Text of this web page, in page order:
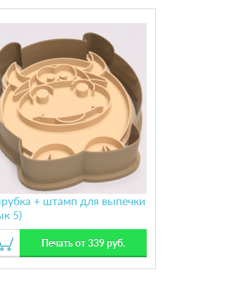
+ штамп для выпечки
5)
Печать от 339 руб.